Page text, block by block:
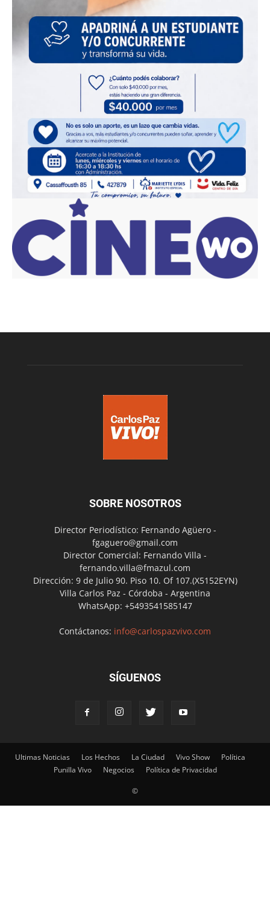
SOBRE NOSOTROS
Director Periodístico: Fernando Agüero -
fgaguero@gmail.com
Director Comercial: Fernando Villa -
fernando.villa@fmazul.com
Dirección: 9 de Julio 90. Piso 10. Of 107.(X5152EYN)
Villa Carlos Paz - Córdoba - Argentina
WhatsApp: +5493541585147
Contáctanos: info@carlospazvivo.com
SÍGUENOS
Ultimas Noticias Los Hechos La Ciudad Vivo Show
Política
Punilla Vivo
Negocios Política de Privacidad
©